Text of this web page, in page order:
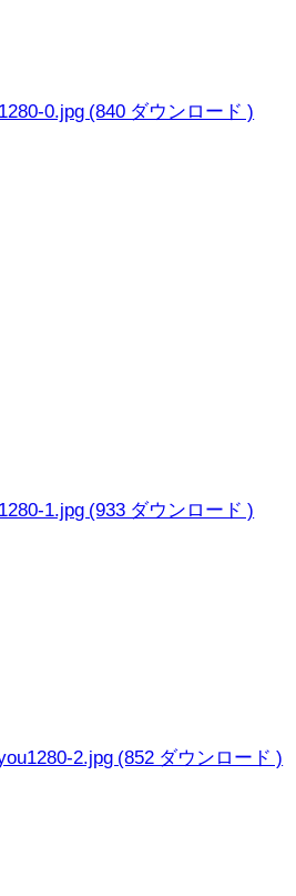
0.jpg (840 ダウンロード )
1.jpg (933 ダウンロード )
2.jpg (852 ダウンロード )